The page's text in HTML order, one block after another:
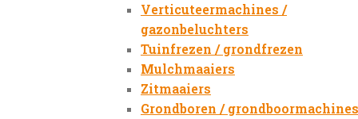
Verticuteermachines /
gazonbeluchters
Tuinfrezen / grondfrezen
Mulchmaaiers
Zitmaaiers
Grondboren / grondboormachines